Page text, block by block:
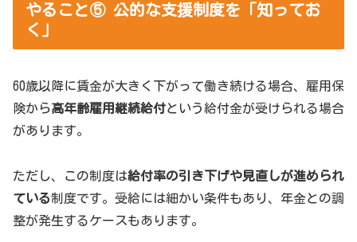
やること⑤ 公的な支援制度を「知ってお
く」
60歳以降に賃金が大きく下がって働き続ける場合、雇用保
険から高年齢雇用継続給付という給付金が受けられる場合
があります。
ただし、この制度は給付率の引き下げや見直しが進められ
ている制度です。受給には細かい条件もあり、年金との調
整が発生するケースもあります。